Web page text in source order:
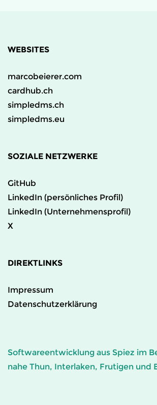
WEBSITES
marcobeierer.com
cardhub.ch
simpledms.ch
simpledms.eu
SOZIALE NETZWERKE
GitHub
LinkedIn (persönliches Profil)
LinkedIn (Unternehmensprofil)
X
DIREKTLINKS
Impressum
Datenschutzerklärung
Softwareentwicklung aus Spiez im
nahe Thun, Interlaken, Frutigen und